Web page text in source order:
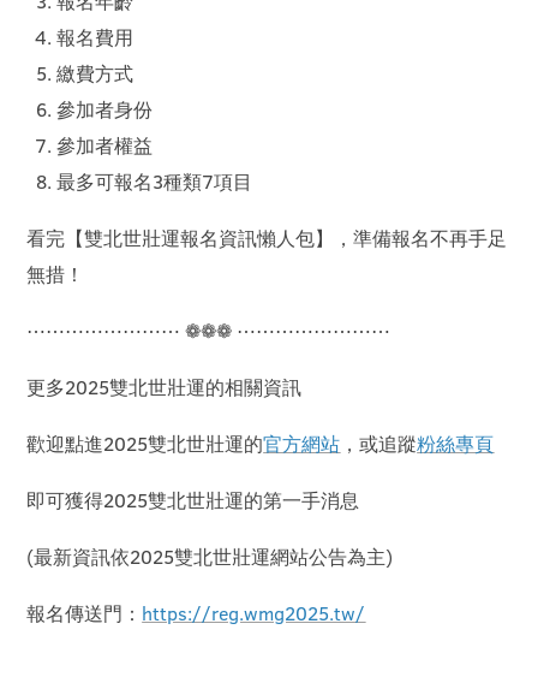
報名費用
繳費方式
參加者身份
參加者權益
最多可報名3種類7項目
看完【雙北世壯運報名資訊懶人包】，準備報名不再手足
無措！
⋯⋯⋯⋯⋯⋯⋯⋯ ❁❁❁ ⋯⋯⋯⋯⋯⋯⋯⋯
更多2025雙北世壯運的相關資訊
歡迎點進2025雙北世壯運的官方網站 ，或追蹤粉絲專頁
即可獲得2025雙北世壯運的第一手消息
(最新資訊依2025雙北世壯運網站公告為主)
報名傳送門： https://reg.wmg2025.tw/